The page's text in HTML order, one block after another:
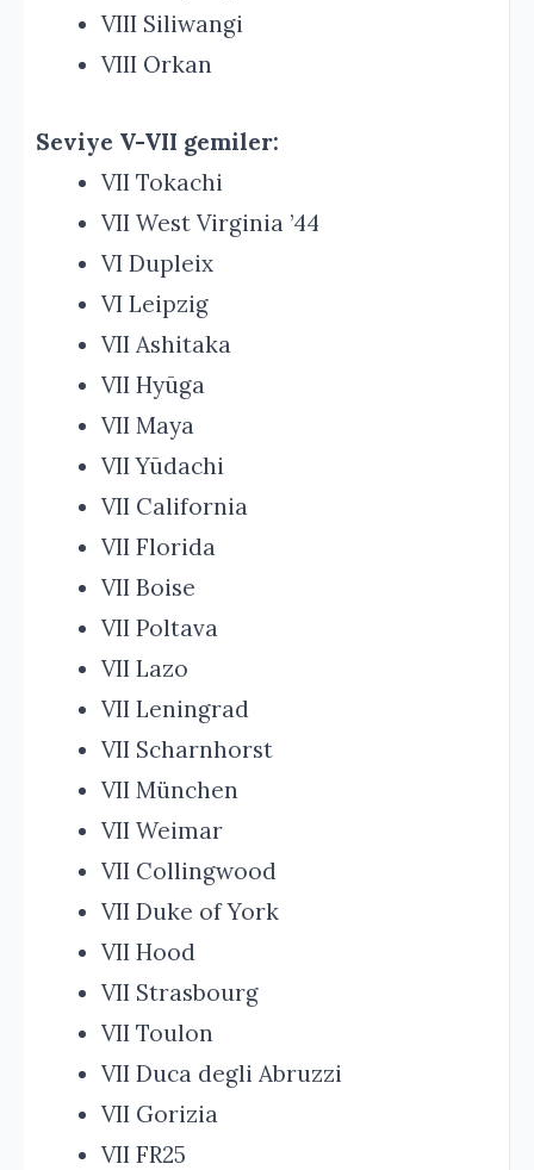
VIII Siliwangi
VIII Orkan
Seviye V-VII gemiler:
VII Tokachi
VII West Virginia ’44
VI Dupleix
VI Leipzig
VII Ashitaka
VII Hyūga
VII Maya
VII Yūdachi
VII California
VII Florida
VII Boise
VII Poltava
VII Lazo
VII Leningrad
VII Scharnhorst
VII München
VII Weimar
VII Collingwood
VII Duke of York
VII Hood
VII Strasbourg
VII Toulon
VII Duca degli Abruzzi
VII Gorizia
VII FR25